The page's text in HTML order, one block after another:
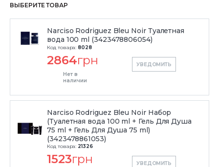
ВЫБЕРИТЕ ТОВАР
Narciso Rodriguez Bleu Noir Туалетная
вода 100 ml (3423478806054)
Код товара: 8028
2864грн
Нет в
наличии
УВЕДОМИТЬ
Narciso Rodriguez Bleu Noir Набор
(Туалетная вода 100 ml + Гель Для Душа
75 ml + Гель Для Душа 75 ml)
(3423478861053)
Код товара: 21326
1523грн УВЕДОМИТЬ